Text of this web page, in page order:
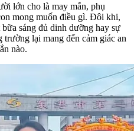
lớn cho là may mắn, phụ
mong muốn điều gì. Đôi khi,
sáng đủ dinh dưỡng hay sự
trường lại mang đến cảm giác an
nào.